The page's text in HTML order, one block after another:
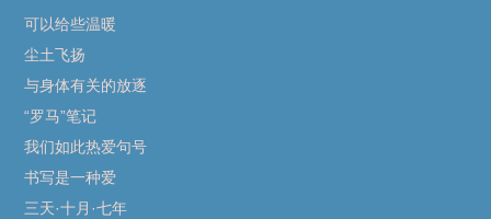
可以给些温暖
尘土飞扬
与身体有关的放逐
“罗马”笔记
我们如此热爱句号
书写是一种爱
三天·十月·七年